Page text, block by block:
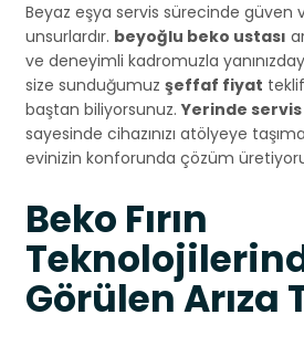
Beyaz eşya servis sürecinde güven
unsurlardır. beyoğlu beko ustası
ve deneyimli kadromuzla
size sunduğumuz şeffaf fiyat
baştan biliyorsunuz.Yerinde servis
sayesinde cihazınızı atölyeye
evinizin konforunda çözüm
Beko Fırın
Görülen Arıza